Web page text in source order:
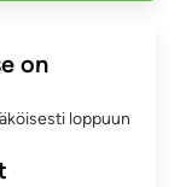
on
loppuun